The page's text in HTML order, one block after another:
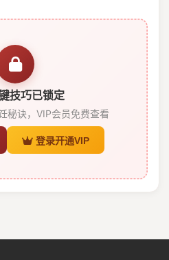
技巧已锁定
秘诀，VIP会员免费查看
登录开通VIP